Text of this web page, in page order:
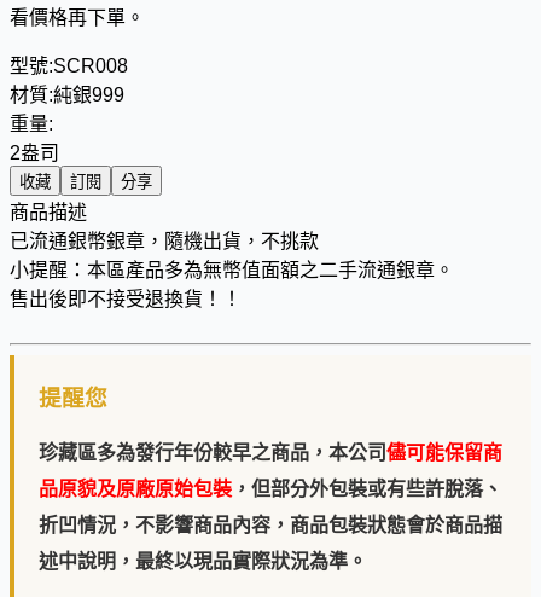
看價格再下單。
型號:SCR008
材質:純銀999
重量:
2盎司
收藏 訂閱 分享
商品描述
已流通銀幣銀章，隨機出貨，不挑款
小提醒：本區產品多為無幣值面額之二手流通銀章。
售出後即不接受退換貨！！
提醒您
珍藏區多為發行年份較早之商品，本公司儘可能保留商
品原貌及原廠原始包裝 ，但部分外包裝或有些許脫落、
折凹情況，不影響商品內容，商品包裝狀態會於商品描
述中說明，最終以現品實際狀況為準。